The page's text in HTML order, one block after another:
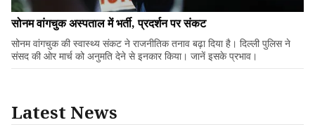
सोनम वांगचुक अस्पताल में भर्ती, प्रदर्शन पर संकट
सोनम वांगचुक की स्वास्थ्य संकट ने राजनीतिक तनाव बढ़ा दिया है। दिल्ली पुलिस ने
संसद की ओर मार्च को अनुमति देने से इनकार किया। जानें इसके प्रभाव।
Latest News